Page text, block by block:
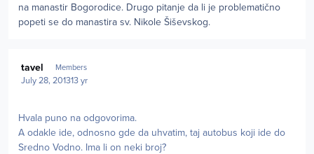
na manastir Bogorodice. Drugo pitanje da li je problematično
popeti se do manastira sv. Nikole Šiševskog.
tavel Members
July 28, 201313 yr
Hvala puno na odgovorima.
A odakle ide, odnosno gde da uhvatim, taj autobus koji ide do
Sredno Vodno. Ima li on neki broj?